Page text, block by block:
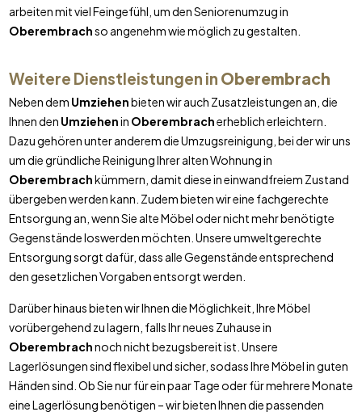
arbeiten mit viel Feingefühl, um den Seniorenumzug in
Oberembrachso angenehm wie möglich zu gestalten.
Weitere Dienstleistungen in Oberembrach
Neben dem Umziehenbieten wir auch Zusatzleistungen an, die
Ihnen den Umziehenin Oberembracherheblich erleichtern.
Dazu gehören unter anderem die Umzugsreinigung, bei der wir uns
um die gründliche Reinigung Ihrer alten Wohnung in
Oberembrachkümmern, damit diese in einwandfreiem Zustand
übergeben werden kann. Zudem bieten wir eine fachgerechte
Entsorgung an, wenn Sie alte Möbel oder nicht mehr benötigte
Gegenstände loswerden möchten. Unsere umweltgerechte
Entsorgung sorgt dafür, dass alle Gegenstände entsprechend
den gesetzlichen Vorgaben entsorgt werden.
Darüber hinaus bieten wir Ihnen die Möglichkeit, Ihre Möbel
vorübergehend zu lagern, falls Ihr neues Zuhause in
Oberembrachnoch nicht bezugsbereit ist. Unsere
Lagerlösungen sind flexibel und sicher, sodass Ihre Möbel in guten
Händen sind. Ob Sie nur für ein paar Tage oder für mehrere Monate
eine Lagerlösung benötigen – wir bieten Ihnen die passenden